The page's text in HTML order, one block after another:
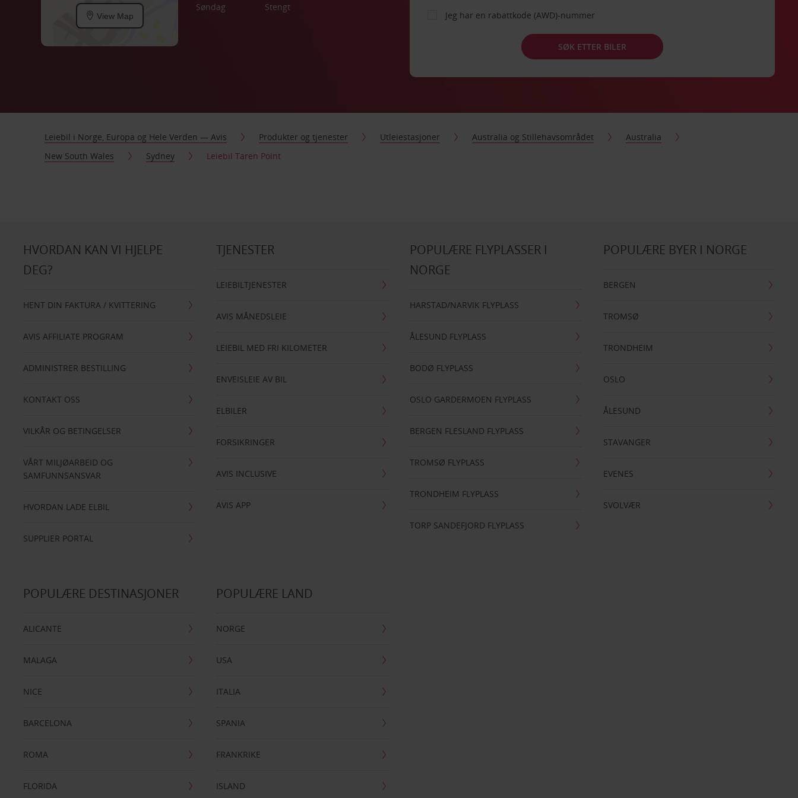
View Map
Søndag
Stengt
Jeg har en rabattkode (AWD)-nummer
SØK ETTER BILER
Leiebil i Norge, Europa og Hele Verden — Avis Produkter og tjenester Utleiestasjoner Australia og Stillehavsområdet
Australia
New South Wales
Sydney Leiebil Taren Point
HVORDAN KAN VI HJELPE
DEG?
HENT DIN FAKTURA / KVITTERING
AVIS AFFILIATE PROGRAM
ADMINISTRER BESTILLING
KONTAKT OSS
VILKÅR OG BETINGELSER
VÅRT MILJØARBEID OG
SAMFUNNSANSVAR
HVORDAN LADE ELBIL
SUPPLIER PORTAL
TJENESTER
LEIEBILTJENESTER
AVIS MÅNEDSLEIE
LEIEBIL MED FRI KILOMETER
ENVEISLEIE AV BIL
ELBILER
FORSIKRINGER
AVIS INCLUSIVE
AVIS APP
POPULÆRE FLYPLASSER I
NORGE
HARSTAD/NARVIK FLYPLASS
ÅLESUND FLYPLASS
BODØ FLYPLASS
OSLO GARDERMOEN FLYPLASS
BERGEN FLESLAND FLYPLASS
TROMSØ FLYPLASS
TRONDHEIM FLYPLASS
TORP SANDEFJORD FLYPLASS
POPULÆRE BYER I NORGE
BERGEN
TROMSØ
TRONDHEIM
OSLO
ÅLESUND
STAVANGER
EVENES
SVOLVÆR
POPULÆRE DESTINASJONER
ALICANTE
MALAGA
NICE
BARCELONA
ROMA
FLORIDA
POPULÆRE LAND
NORGE
USA
ITALIA
SPANIA
FRANKRIKE
ISLAND